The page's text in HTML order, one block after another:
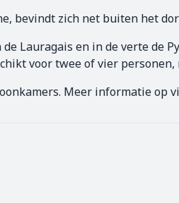
bevindt zich net buiten het
Lauragais en in de verte
voor twee of vier
Meer informatie op